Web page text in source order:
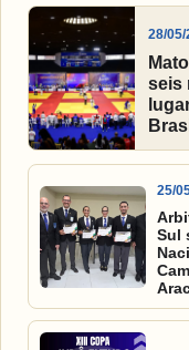
28/05/
seis
25/
Sul